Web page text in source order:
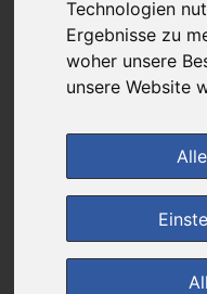
Technologien
Ergebnisse zu
woher unsere
unsere Website
Das gewünschte